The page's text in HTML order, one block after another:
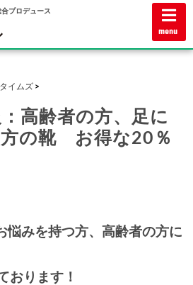
プロデュース
menu
イムズ
高齢者の方、足に
の靴 お得な20％
悩みを持つ方、高齢者の方に
おります！